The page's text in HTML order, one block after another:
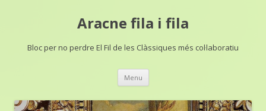
Aracne fila i fila
Bloc per no perdre El Fil de les Clàssiques més col·laboratiu
Menu Skip